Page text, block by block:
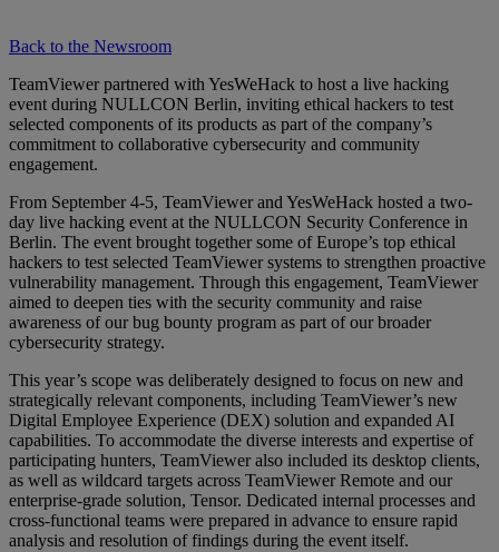
Back to the Newsroom
TeamViewer partnered with YesWeHack to host a live hacking
event during NULLCON Berlin, inviting ethical hackers to test
selected components of its products as part of the company’s
commitment to collaborative cybersecurity and community
engagement.
From September 4-5, TeamViewer and YesWeHack hosted a two-
day live hacking event at the NULLCON Security Conference in
Berlin. The event brought together some of Europe’s top ethical
hackers to test selected TeamViewer systems to strengthen proactive
vulnerability management. Through this engagement, TeamViewer
aimed to deepen ties with the security community and raise
awareness of our bug bounty program as part of our broader
cybersecurity strategy.
This year’s scope was deliberately designed to focus on new and
strategically relevant components, including TeamViewer’s new
Digital Employee Experience (DEX) solution and expanded AI
capabilities. To accommodate the diverse interests and expertise of
participating hunters, TeamViewer also included its desktop clients,
as well as wildcard targets across TeamViewer Remote and our
enterprise-grade solution, Tensor. Dedicated internal processes and
cross-functional teams were prepared in advance to ensure rapid
analysis and resolution of findings during the event itself.